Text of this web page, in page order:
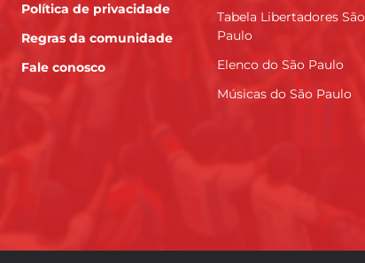
Política de privacidade
Regras da comunidade
Fale conosco
Tabela Libertadores São
Paulo
Elenco do São Paulo
Músicas do São Paulo